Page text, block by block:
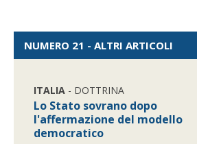
NUMERO 21 - ALTRI ARTICOLI
ITALIA - DOTTRINA
Lo Stato sovrano dopo
l'affermazione del modello
democratico